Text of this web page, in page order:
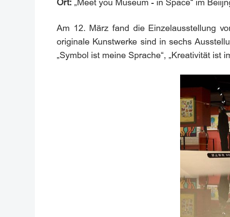
Ort: „Meet you Museum - in Space“ im
Am 12. März fand die Einzelausstellung
originale Kunstwerke sind in sechs
„Symbol ist meine Sprache“, „Kreativität ist